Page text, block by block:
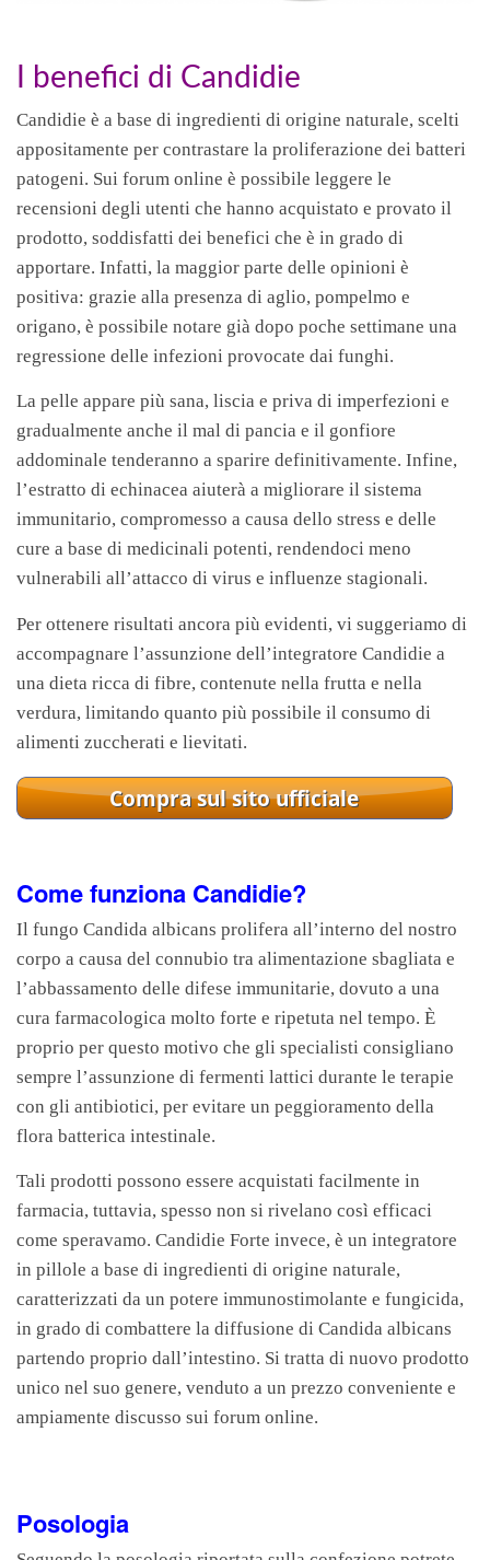
I benefici di Candidie
Candidie è a base di ingredienti di origine naturale, scelti
appositamente per contrastare la proliferazione dei batteri
patogeni. Sui forum online è possibile leggere le
recensioni degli utenti che hanno acquistato e provato il
prodotto, soddisfatti dei benefici che è in grado di
apportare. Infatti, la maggior parte delle opinioni è
positiva: grazie alla presenza di aglio, pompelmo e
origano, è possibile notare già dopo poche settimane una
regressione delle infezioni provocate dai funghi.
La pelle appare più sana, liscia e priva di imperfezioni e
gradualmente anche il mal di pancia e il gonfiore
addominale tenderanno a sparire definitivamente. Infine,
l’estratto di echinacea aiuterà a migliorare il sistema
immunitario, compromesso a causa dello stress e delle
cure a base di medicinali potenti, rendendoci meno
vulnerabili all’attacco di virus e influenze stagionali.
Per ottenere risultati ancora più evidenti, vi suggeriamo di
accompagnare l’assunzione dell’integratore Candidie a
una dieta ricca di fibre, contenute nella frutta e nella
verdura, limitando quanto più possibile il consumo di
alimenti zuccherati e lievitati.
Come funziona Candidie?
Il fungo Candida albicans prolifera all’interno del nostro
corpo a causa del connubio tra alimentazione sbagliata e
l’abbassamento delle difese immunitarie, dovuto a una
cura farmacologica molto forte e ripetuta nel tempo. È
proprio per questo motivo che gli specialisti consigliano
sempre l’assunzione di fermenti lattici durante le terapie
con gli antibiotici, per evitare un peggioramento della
flora batterica intestinale.
Tali prodotti possono essere acquistati facilmente in
farmacia, tuttavia, spesso non si rivelano così efficaci
come speravamo. Candidie Forte invece, è un integratore
in pillole a base di ingredienti di origine naturale,
caratterizzati da un potere immunostimolante e fungicida,
in grado di combattere la diffusione di Candida albicans
partendo proprio dall’intestino. Si tratta di nuovo prodotto
unico nel suo genere, venduto a un prezzo conveniente e
ampiamente discusso sui forum online.
Posologia